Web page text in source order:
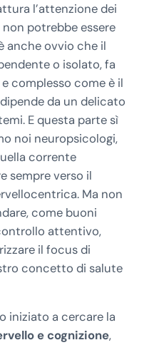
l’attenzione dei
potrebbe essere
anche ovvio che il
o isolato, fa
complesso come è il
da un delicato
E questa parte sì
noi neuropsicologi,
corrente
sempre verso il
Ma non
come buoni
attentivo,
il focus di
concetto di salute
iniziato a cercare la
e cognizione,